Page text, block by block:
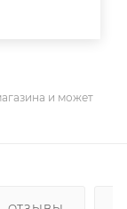
и может